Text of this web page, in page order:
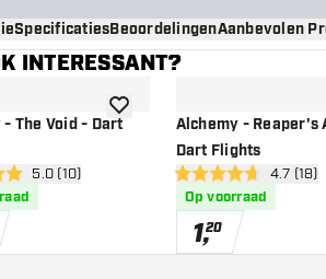
SpecificatiesBeoordelingenAanbevolen
INTERESSANT?
The Void - Dart
open reviews drawer
5.0 (10)
toevoegen aan verlanglijst
Alchemy - Reaper's
Dart Flights
open
4.7 score sterren4.7 (18)
Op voorraad
1,20